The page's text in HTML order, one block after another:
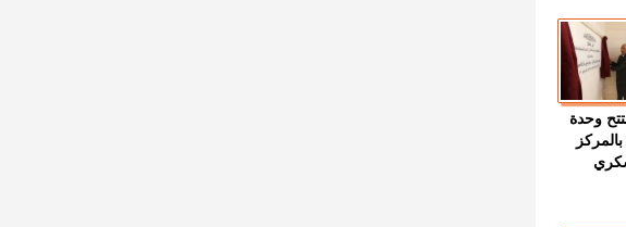
وحدة